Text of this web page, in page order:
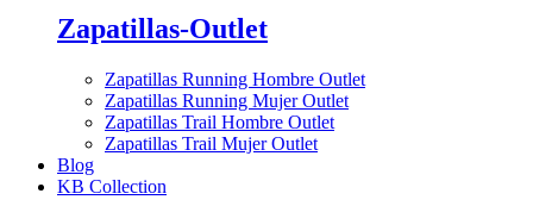
Zapatillas-Outlet
Zapatillas Running Hombre Outlet
Zapatillas Running Mujer Outlet
Zapatillas Trail Hombre Outlet
Zapatillas Trail Mujer Outlet
Blog
KB Collection